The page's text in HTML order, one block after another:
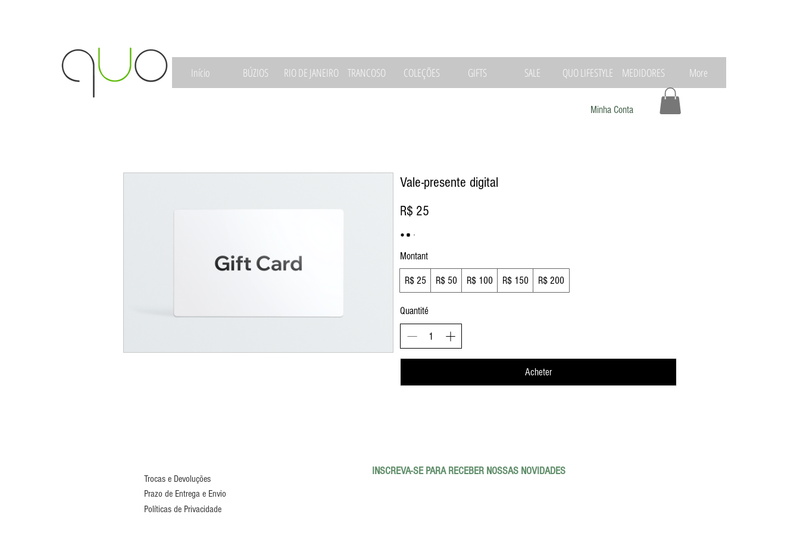
Início BÚZIOS RIO DE JANEIRO TRANCOSO COLEÇÕES GIFTS SALE QUO LIFESTYLE MEDIDORES More
Minha Conta
Vale-presente digital
R$ 25
Montant
R$ 25 R$ 50 R$ 100 R$ 150 R$ 200
Quantité
Acheter
Trocas e Devoluções
Prazo de Entrega e Envio
Políticas de Privacidade
INSCREVA-SE PARA RECEBER NOSSAS NOVIDADES